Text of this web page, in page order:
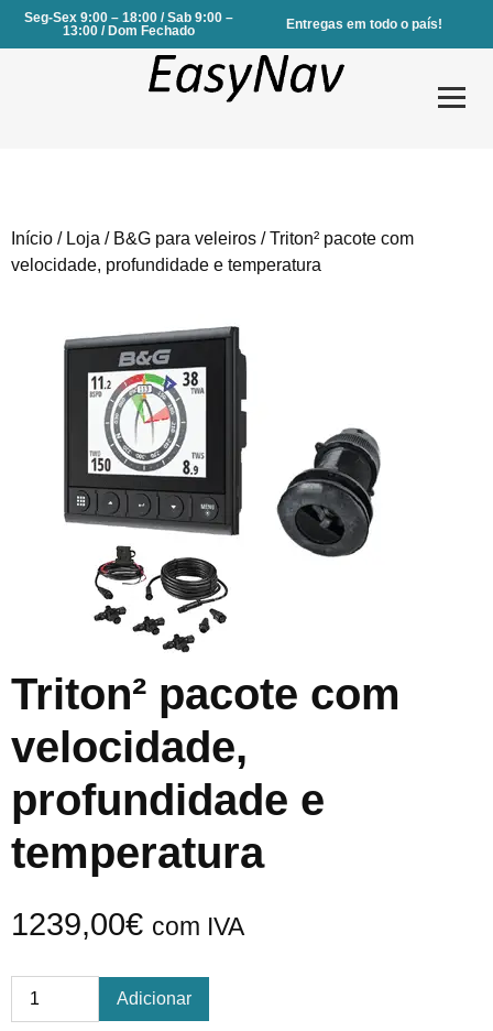
Seg-Sex 9:00 – 18:00 / Sab 9:00 –
13:00 / Dom Fechado
Entregas em todo o país!
Produtos
Sobre Nós
Contactos
Início / Loja / B&G para veleiros / Triton² pacote com
velocidade, profundidade e temperatura
Triton² pacote com
velocidade,
profundidade e
temperatura
1239,00€ com IVA
Adicionar